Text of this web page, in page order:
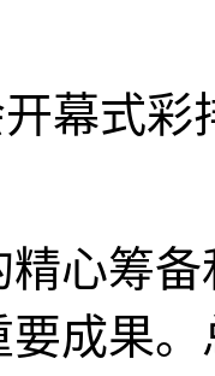
开幕式
筹备
成果